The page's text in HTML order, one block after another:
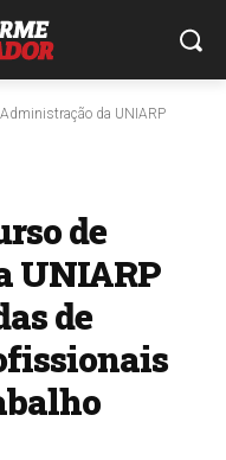
da UNIARP
de
UNIARP
de